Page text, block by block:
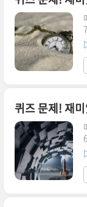
퀴즈 문제! 재